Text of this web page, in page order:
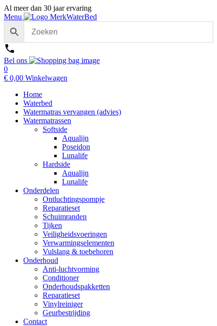
Al meer dan 30 jaar ervaring
Menu
Bel ons
0
€ 0,00 Winkelwagen
Home
Waterbed
Watermatras vervangen (advies)
Watermatrassen
Softside
Aqualijn
Poseidon
Lunalife
Hardside
Aqualijn
Lunalife
Onderdelen
Ontluchtingspompje
Reparatieset
Schuimranden
Tijken
Veiligheidsvoeringen
Verwarmingselementen
Vulslang & toebehoren
Onderhoud
Anti-luchtvorming
Conditioner
Onderhoudspakketten
Reparatieset
Vinylreiniger
Geurbestrijding
Contact